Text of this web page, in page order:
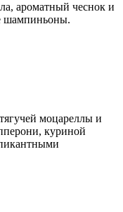
ароматный чеснок и
шампиньоны.
моцареллы и
куриной